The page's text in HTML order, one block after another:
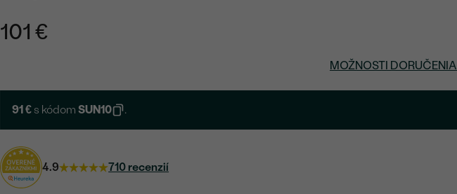
101 €
MOŽNOSTI DORUČENIA
91 € s kódomSUN10 .
4.9 710 recenzií